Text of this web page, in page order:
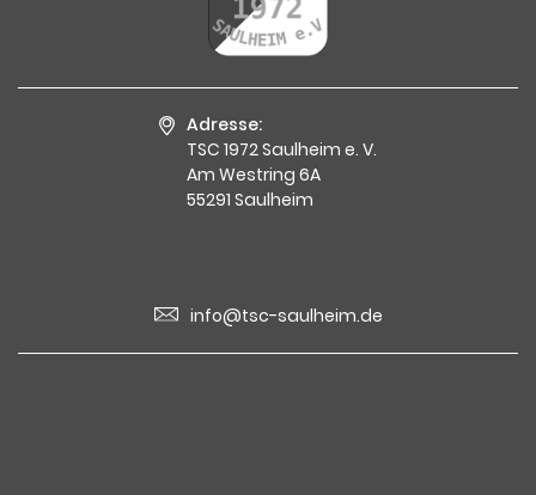
Adresse:
TSC 1972 Saulheim e. V.
Am Westring 6A
55291 Saulheim
info@tsc-saulheim.de